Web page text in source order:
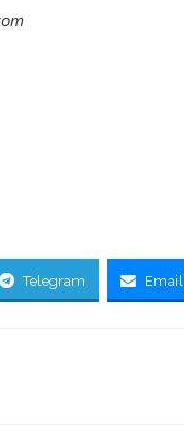
Telegram Email